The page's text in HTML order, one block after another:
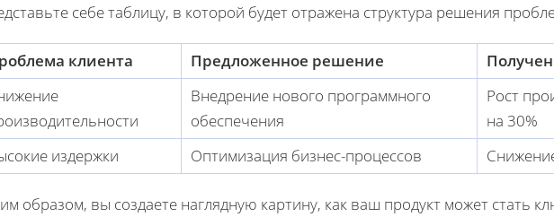
себе таблицу, в которой будет отражена структура решения
клиента Предложенное решение
Внедрение нового программного
обеспечения
Рост
на 30%
издержки
Оптимизация бизнес-процессов
образом, вы создаете наглядную картину, как ваш продукт может стать